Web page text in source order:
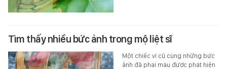
Tìm thấy nhiều bức ảnh trong mộ liệt sĩ
Một chiếc ví cũ cùng những bức
ảnh đã phai màu được phát hiện